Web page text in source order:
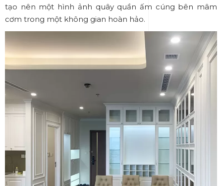
tạo nên một hình ảnh quây quần ấm cúng bên mâm
cơm trong một không gian hoàn hảo.